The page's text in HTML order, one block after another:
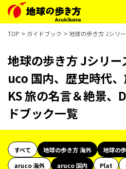
TOP ガイドブック 地球の歩き方 Jシリ
地球の歩き方 Jシリ
uco 国内、歴史時代
KS 旅の名言＆絶景、
ドブック一覧
すべて 地球の歩き方 海外
地球の
aruco 海外
aruco 国内 Plat